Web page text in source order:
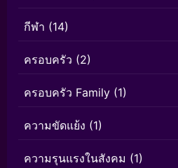
กีฬา (14)
ครอบครัว (2)
ครอบครัว Family (1)
ความขัดแย้ง (1)
ความรุนแรงในสังคม (1)